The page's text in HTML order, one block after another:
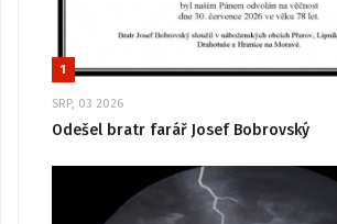
1
SRP, 03 2026
Odešel bratr farář Josef Bobrovský